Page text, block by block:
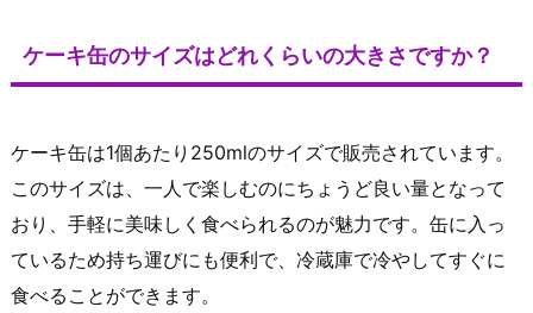
ケーキ缶のサイズはどれくらいの大きさですか？
ケーキ缶は1個あたり250mlのサイズで販売されています。
このサイズは、一人で楽しむのにちょうど良い量となって
おり、手軽に美味しく食べられるのが魅力です。缶に入っ
ているため持ち運びにも便利で、冷蔵庫で冷やしてすぐに
食べることができます。